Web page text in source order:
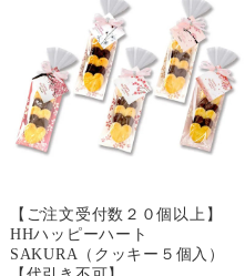
【ご注文受付数２０個以上】
HHハッピーハート
SAKURA（クッキー５個入）